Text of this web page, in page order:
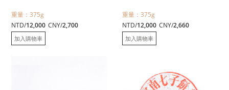
重量：375g
NTD/12,000 CNY/2,700
加入購物車
重量：375g
NTD/12,000 CNY/2,660
加入購物車